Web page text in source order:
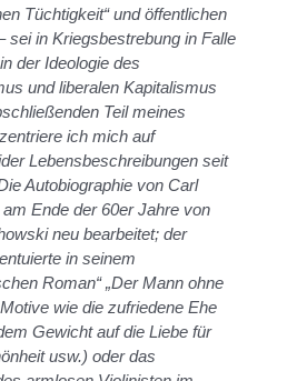
Tüchtigkeit“ und öffentlichen
sei in Kriegsbestrebung in Falle
der Ideologie des
und liberalen Kapitalismus
Teil meines
ich mich auf
Lebensbeschreibungen seit
Autobiographie von Carl
Ende der 60er Jahre von
neu bearbeitet; der
in seinem
Roman“ „Der Mann ohne
wie die zufriedene Ehe
Gewicht auf die Liebe für
usw.) oder das